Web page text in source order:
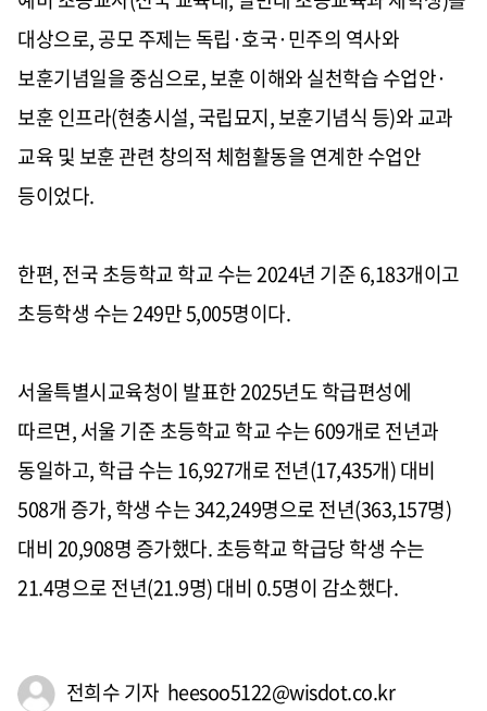
대상으로, 공모 주제는 독립·호국·민주의 역사와
보훈기념일을 중심으로, 보훈 이해와 실천학습 수업안·
보훈 인프라(현충시설, 국립묘지, 보훈기념식 등)와 교과
교육 및 보훈 관련 창의적 체험활동을 연계한 수업안
등이었다.
한편, 전국 초등학교 학교 수는 2024년 기준 6,183개이고
초등학생 수는 249만 5,005명이다.
서울특별시교육청이 발표한 2025년도 학급편성에
따르면, 서울 기준 초등학교 학교 수는 609개로 전년과
동일하고, 학급 수는 16,927개로 전년(17,435개) 대비
508개 증가, 학생 수는 342,249명으로 전년(363,157명)
대비 20,908명 증가했다. 초등학교 학급당 학생 수는
21.4명으로 전년(21.9명) 대비 0.5명이 감소했다.
전희수 기자 heesoo5122@wisdot.co.kr